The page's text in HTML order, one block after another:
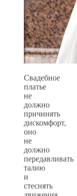
Свадебное
платье
не
должно
причинять
дискомфорт,
оно
не
должно
передавливать
талию
и
стеснять